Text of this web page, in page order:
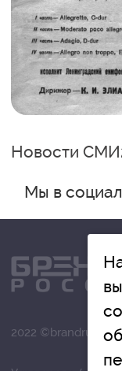
Новости
Мы в
2022